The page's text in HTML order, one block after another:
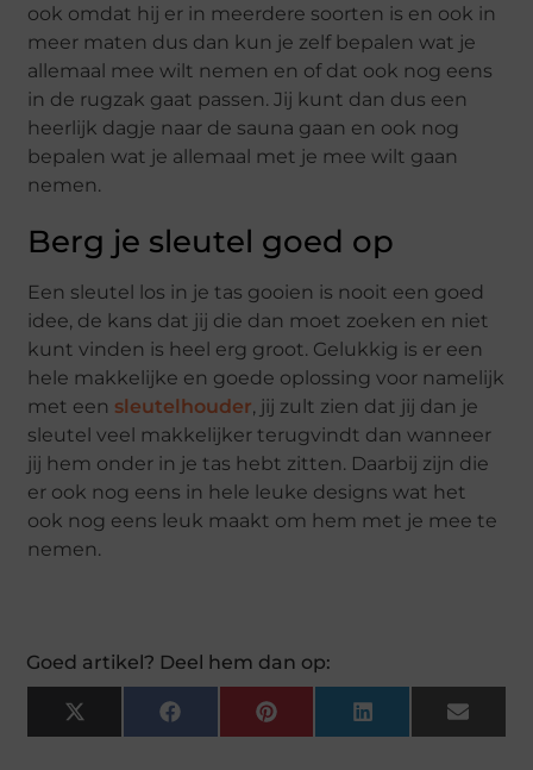
ook omdat hij er in meerdere soorten is en ook in
meer maten dus dan kun je zelf bepalen wat je
allemaal mee wilt nemen en of dat ook nog eens
in de rugzak gaat passen. Jij kunt dan dus een
heerlijk dagje naar de sauna gaan en ook nog
bepalen wat je allemaal met je mee wilt gaan
nemen.
Berg je sleutel goed op
Een sleutel los in je tas gooien is nooit een goed
idee, de kans dat jij die dan moet zoeken en niet
kunt vinden is heel erg groot. Gelukkig is er een
hele makkelijke en goede oplossing voor namelijk
met een sleutelhouder, jij zult zien dat jij dan je
sleutel veel makkelijker terugvindt dan wanneer
jij hem onder in je tas hebt zitten. Daarbij zijn die
er ook nog eens in hele leuke designs wat het
ook nog eens leuk maakt om hem met je mee te
nemen.
Goed artikel? Deel hem dan op:
X
(Twitter)
FacebookPinterestLinkedInEmail